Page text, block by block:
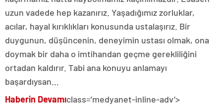
uzun vadede hep kazanırız. Yaşadığımız zorluklar,
acılar, hayal kırıklıkları konusunda ustalaşırız. Bir
duygunun, düşüncenin, deneyimin ustası olmak, ona
doymak bir daha o imtihandan geçme gerekliliğini
ortadan kaldırır. Tabi ana konuyu anlamayı
başardıysan…
Haberin Devamıclass=’medyanet-inline-adv’>